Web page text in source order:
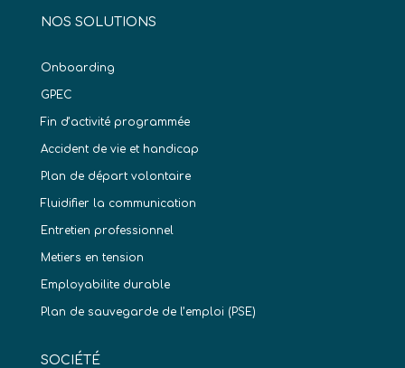
NOS SOLUTIONS
Onboarding
GPEC
Fin d’activité programmée
Accident de vie et handicap
Plan de départ volontaire
Fluidifier la communication
Entretien professionnel
Metiers en tension
Employabilite durable
Plan de sauvegarde de l’emploi (PSE)
SOCIÉTÉ